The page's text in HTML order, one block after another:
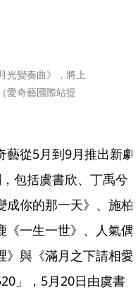
光變奏曲》，將上
愛奇藝國際站提
從5月到9月推出新劇
包括虞書欣、丁禹兮
成你的那一天》、施柏
《一生一世》、人氣偶
》與《滿月之下請相愛
」，5月20日由虞書